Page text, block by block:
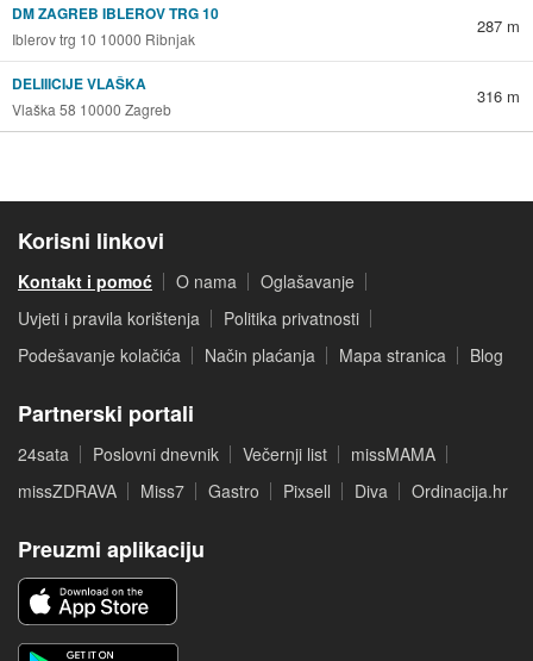
DM ZAGREB IBLEROV TRG 10
Iblerov trg 10 10000 Ribnjak
287 m
DELIIICIJE VLAŠKA
Vlaška 58 10000 Zagreb
316 m
Korisni linkovi
Kontakt i pomoć O nama
Oglašavanje
Uvjeti i pravila korištenja
Politika privatnosti
Podešavanje kolačića
Način plaćanja Mapa stranica Blog
Partnerski portali
24sata Poslovni dnevnik Večernji list
missMAMA
missZDRAVA
Miss7 Gastro Pixsell Diva Ordinacija.hr
Preuzmi aplikaciju